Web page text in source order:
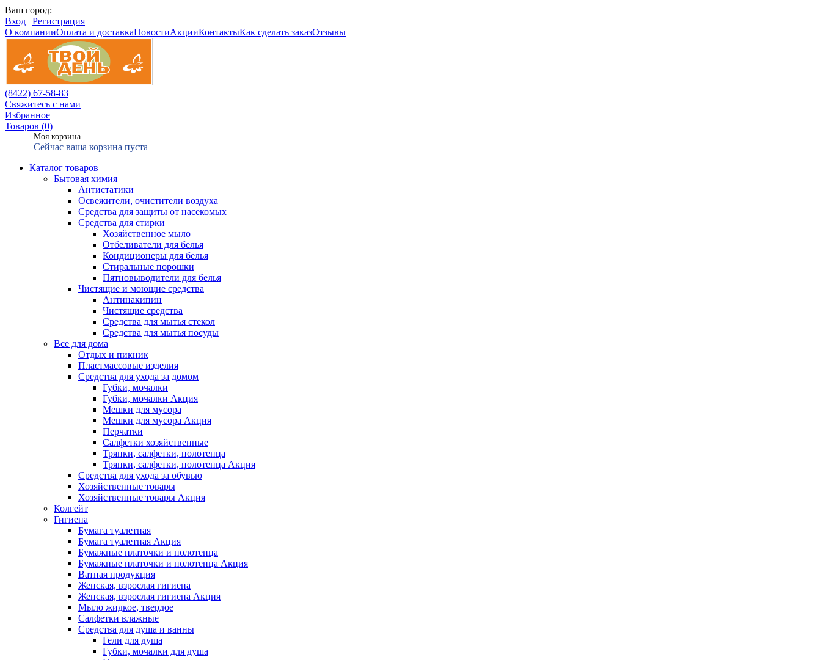
Ваш город:
Вход | Регистрация
О компанииОплата и доставкаНовостиАкцииКонтактыКак сделать заказОтзывы
(8422) 67-58-83
Свяжитесь с нами
Избранное
Товаров (0)
Моя корзина
Сейчас ваша корзина пуста
Каталог товаров
Бытовая химия
Антистатики
Освежители, очистители воздуха
Средства для защиты от насекомых
Средства для стирки
Хозяйственное мыло
Отбеливатели для белья
Кондиционеры для белья
Стиральные порошки
Пятновыводители для белья
Чистящие и моющие средства
Антинакипин
Чистящие средства
Средства для мытья стекол
Средства для мытья посуды
Все для дома
Отдых и пикник
Пластмассовые изделия
Средства для ухода за домом
Губки, мочалки
Губки, мочалки Акция
Мешки для мусора
Мешки для мусора Акция
Перчатки
Салфетки хозяйственные
Тряпки, салфетки, полотенца
Тряпки, салфетки, полотенца Акция
Средства для ухода за обувью
Хозяйственные товары
Хозяйственные товары Акция
Колгейт
Гигиена
Бумага туалетная
Бумага туалетная Акция
Бумажные платочки и полотенца
Бумажные платочки и полотенца Акция
Ватная продукция
Женская, взрослая гигиена
Женская, взрослая гигиена Акция
Мыло жидкое, твердое
Салфетки влажные
Средства для душа и ванны
Гели для душа
Губки, мочалки для душа